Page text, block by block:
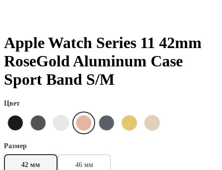
Apple Watch Series 11 42mm
RoseGold Aluminum Case
Sport Band S/M
Цвет
Размер
42 мм 46 мм